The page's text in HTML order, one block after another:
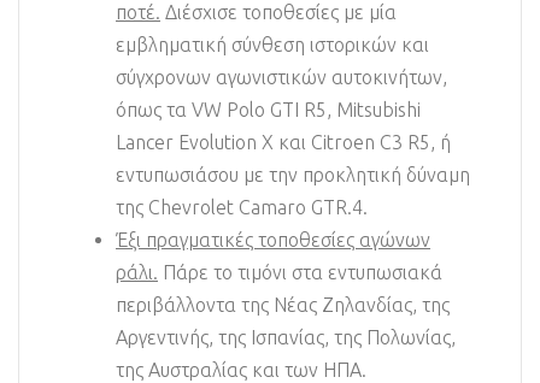
ποτέ. Διέσχισε τοποθεσίες με μία
εμβληματική σύνθεση ιστορικών και
σύγχρονων αγωνιστικών αυτοκινήτων,
όπως τα VW Polo GTI R5, Mitsubishi
Lancer Evolution X και Citroen C3 R5, ή
εντυπωσιάσου με την προκλητική δύναμη
της Chevrolet Camaro GTR.4.
Έξι πραγματικές τοποθεσίες αγώνων
ράλι. Πάρε το τιμόνι στα εντυπωσιακά
περιβάλλοντα της Νέας Ζηλανδίας, της
Αργεντινής, της Ισπανίας, της Πολωνίας,
της Αυστραλίας και των ΗΠΑ.